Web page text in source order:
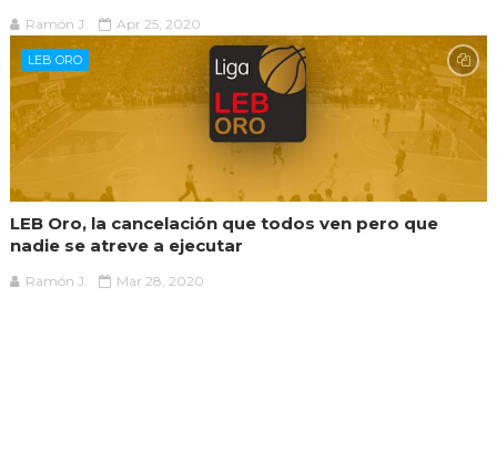
Ramón J. Apr 25, 2020
LEB ORO
LEB Oro, la cancelación que todos ven pero que
nadie se atreve a ejecutar
Ramón J. Mar 28, 2020